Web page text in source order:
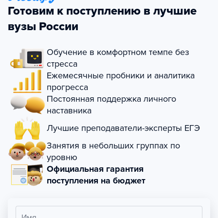
Готовим к поступлению в лучшие
вузы России
Обучение в комфортном темпе без
стресса
Ежемесячные пробники и аналитика
прогресса
Постоянная поддержка личного
наставника
Лучшие преподаватели-эксперты ЕГЭ
Занятия в небольших группах по
уровню
Официальная гарантия
поступления на бюджет